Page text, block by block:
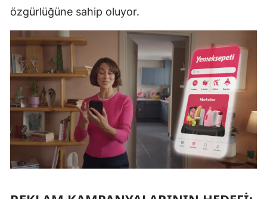
özgürlüğüne sahip oluyor.